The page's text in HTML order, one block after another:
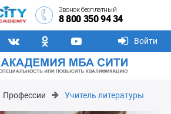
Звонок бесплатный
8 800 350 94 34
Войти
Профессии Учитель литературы